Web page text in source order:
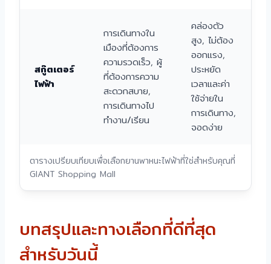
ตารางเปรียบเทียบเพื่อเลือกยานพาหนะไฟฟ้าที่ใช่สำหรับคุณที่
GIANT Shopping Mall
สกู๊ตเตอร์
ไฟฟ้า
การเดินทางใน
เมืองที่ต้องการ
ความรวดเร็ว, ผู้
ที่ต้องการความ
สะดวกสบาย,
การเดินทางไป
ทำงาน/เรียน
คล่องตัว
สูง, ไม่ต้อง
ออกแรง,
ประหยัด
เวลาและค่า
ใช้จ่ายใน
การเดินทาง,
จอดง่าย
บทสรุปและทางเลือกที่ดีที่สุด
สำหรับวันนี้